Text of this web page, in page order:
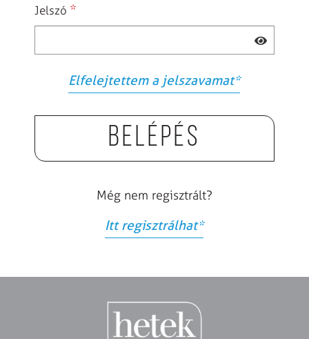
Jelszó *
Elfelejtettem a jelszavamat*
Belépés
Még nem regisztrált?
Itt regisztrálhat*